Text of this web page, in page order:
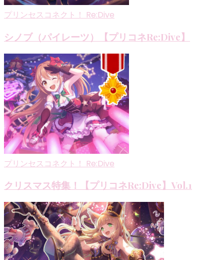
プリンセスコネクト！ Re:Dive
シノブ（パイレーツ）【プリコネRe:Dive】
プリンセスコネクト！ Re:Dive
クリスマス特集！【プリコネRe:Dive】Vol.1